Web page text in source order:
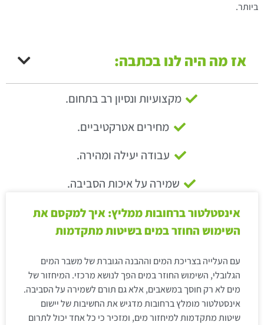
ביותר.
אז מה היה לנו בכתבה:
מקצועיות ונסיון רב בתחום.
מחירים אטרקטיביים.
עבודה יעילה ומהירה.
שמירה על איכות הסביבה.
אינסטלטור ברחובות ממליץ: איך למקסם את
השימוש החוזר במים בשיטות מתקדמות
עם העלייה בצריכת המים וההבנה הגוברת של משבר המים
הגלובלי, השימוש החוזר במים הפך לנושא מרכזי. המיחזור של
מים לא רק חוסך במשאבים, אלא גם תורם לשמירה על הסביבה.
אינסטלטור מומלץ ברחובות מדגיש את החשיבות של יישום
שיטות מתקדמות למיחזור מים, ומזכיר כי כל אחד יכול לתרום